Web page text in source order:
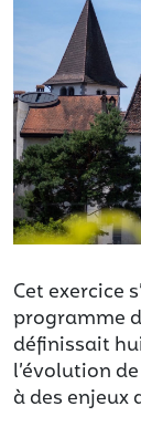
Cet exercice
programme
définissait
l’évolution
à des enjeux